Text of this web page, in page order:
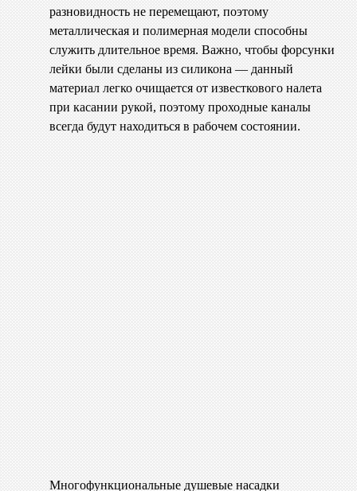
разновидность не перемещают, поэтому
металлическая и полимерная модели способны
служить длительное время. Важно, чтобы форсунки
лейки были сделаны из силикона — данный
материал легко очищается от известкового налета
при касании рукой, поэтому проходные каналы
всегда будут находиться в рабочем состоянии.
Многофункциональные душевые насадки